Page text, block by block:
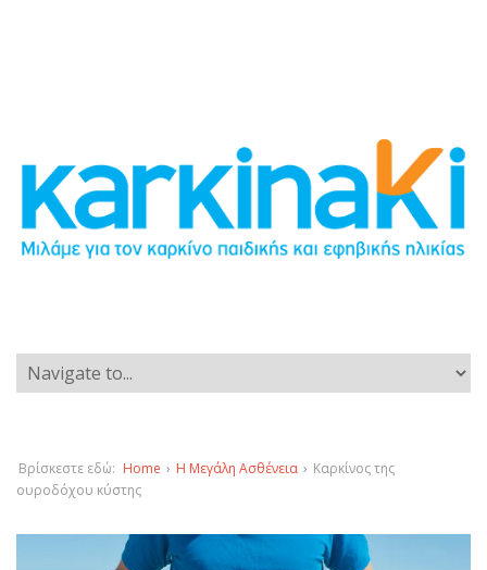
Βρίσκεστε εδώ: Home › Η Μεγάλη Ασθένεια › Καρκίνος της
ουροδόχου κύστης